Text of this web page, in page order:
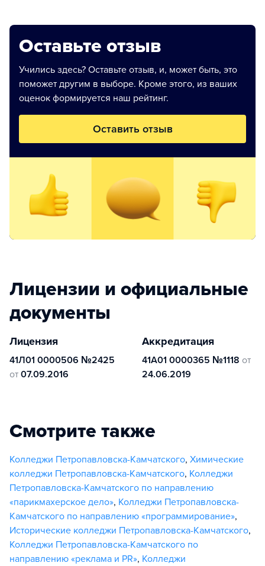
Оставьте отзыв
Учились здесь? Оставьте отзыв, и, может быть, это
поможет другим в выборе. Кроме этого, из ваших
оценок формируется наш рейтинг.
Оставить отзыв
Лицензии и официальные
документы
Лицензия
41Л01 0000506 №2425
от 07.09.2016
Аккредитация
41А01 0000365 №1118 от
24.06.2019
Смотрите также
Колледжи Петропавловска-Камчатского, Химические
колледжи Петропавловска-Камчатского, Колледжи
Петропавловска-Камчатского по направлению
«парикмахерское дело», Колледжи Петропавловска-
Камчатского по направлению «программирование»,
Исторические колледжи Петропавловска-Камчатского,
Колледжи Петропавловска-Камчатского по
направлению «реклама и PR», Колледжи